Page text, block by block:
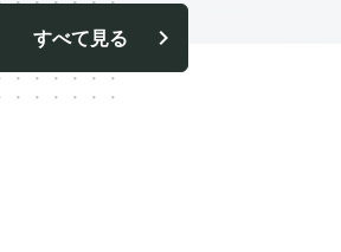
すべて見る